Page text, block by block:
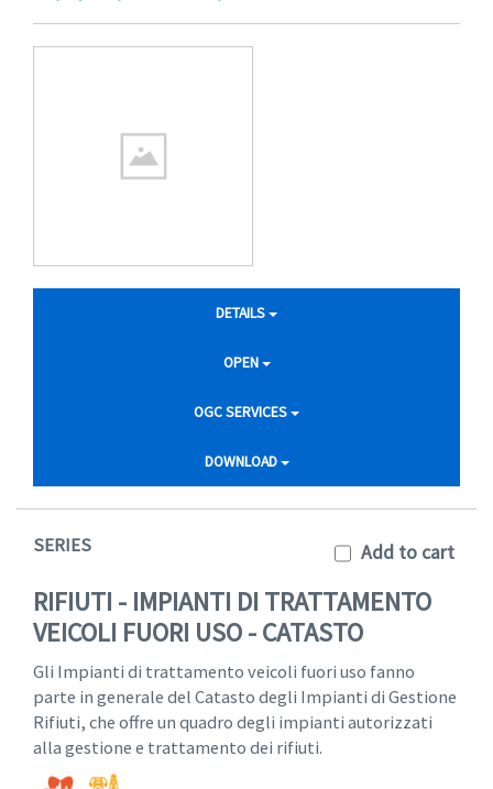
DETAILS
OPEN
OGC SERVICES
DOWNLOAD
SERIES Add to cart
RIFIUTI - IMPIANTI DI TRATTAMENTO
VEICOLI FUORI USO - CATASTO
Gli Impianti di trattamento veicoli fuori uso fanno
parte in generale del Catasto degli Impianti di Gestione
Rifiuti, che offre un quadro degli impianti autorizzati
alla gestione e trattamento dei rifiuti.